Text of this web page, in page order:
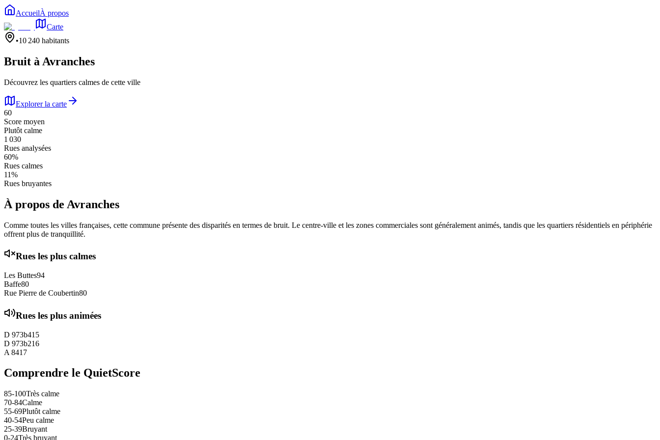
AccueilÀ propos
Carte
•10 240 habitants
Bruit à Avranches
Découvrez les quartiers calmes de cette ville
Explorer la carte
60
Score moyen
Plutôt calme
1 030
Rues analysées
60%
Rues calmes
11%
Rues bruyantes
À propos de Avranches
Comme toutes les villes françaises, cette commune présente des disparités en termes de bruit. Le centre-ville et les zones commerciales sont généralement animés, tandis que les quartiers résidentiels en périphérie
offrent plus de tranquillité.
Rues les plus calmes
Les Buttes94
Baffe80
Rue Pierre de Coubertin80
Rues les plus animées
D 973b415
D 973b216
A 8417
Comprendre le QuietScore
85-100Très calme
70-84Calme
55-69Plutôt calme
40-54Peu calme
25-39Bruyant
0-24Très bruyant